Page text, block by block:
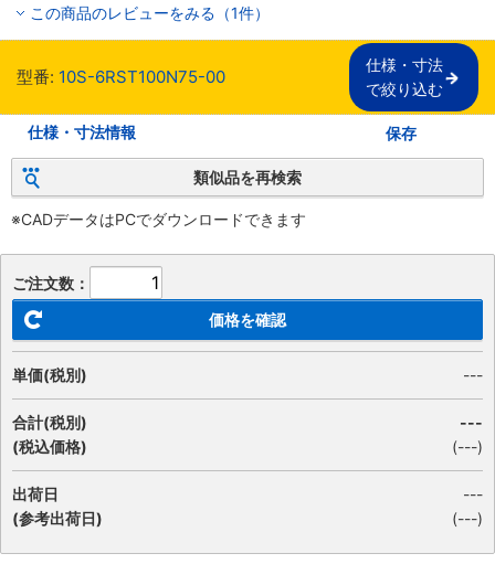
この商品のレビューをみる（1件）
型番: 10S-6RST100N75-00
仕様・寸法
で絞り込む
仕様・寸法情報 保存
類似品を再検索
※CADデータはPCでダウンロードできます
ご注文数：
価格を確認
単価(税別) ---
合計(税別)
(税込価格)
---
(---)
出荷日
(参考出荷日)
---
(---)